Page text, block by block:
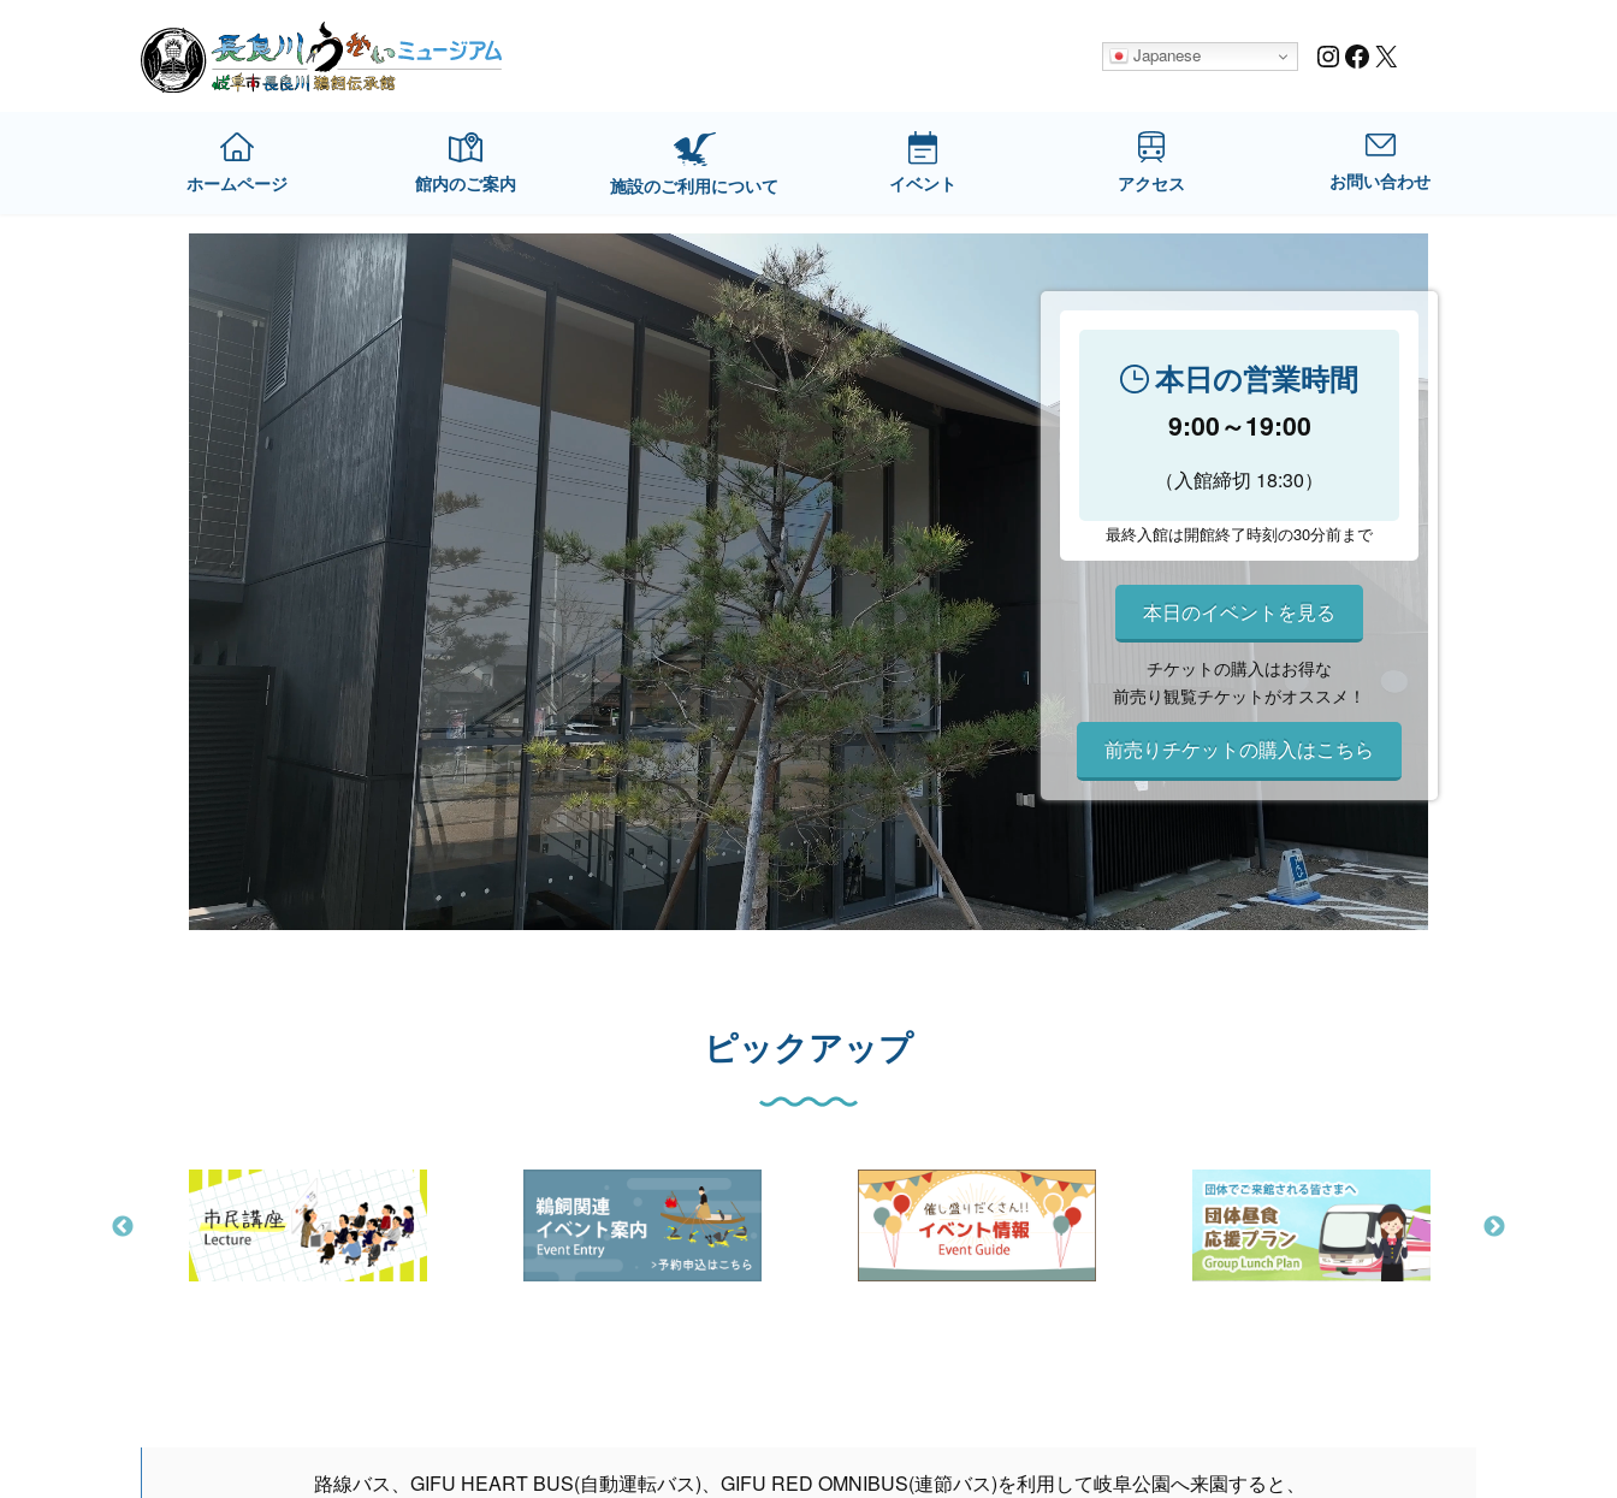
Japanese Instagram
Facebook
X
ホームページ 館内のご案内 施設のご利用について イベント アクセス お問い合わせ
本日の営業時間
9:00～19:00
（入館締切 18:30）
最終入館は開館終了時刻の30分前まで
本日のイベントを見る
チケットの購入はお得な
前売り観覧チケットがオススメ！
前売りチケットの購入はこちら
ピックアップ
路線バス、GIFU HEART BUS(自動運転バス)、GIFU RED OMNIBUS(連節バス)を利用して岐阜公園へ来園すると、